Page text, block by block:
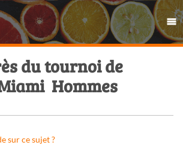
du tournoi de
 Hommes
sur ce sujet ?